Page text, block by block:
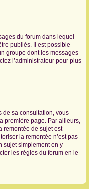
du forum dans lequel
publiés. Il est possible
groupe dont les messages
l’administrateur pour plus
de sa consultation, vous
première page. Par ailleurs,
remontée de sujet est
la remontée n’est pas
sujet simplement en y
les règles du forum en le